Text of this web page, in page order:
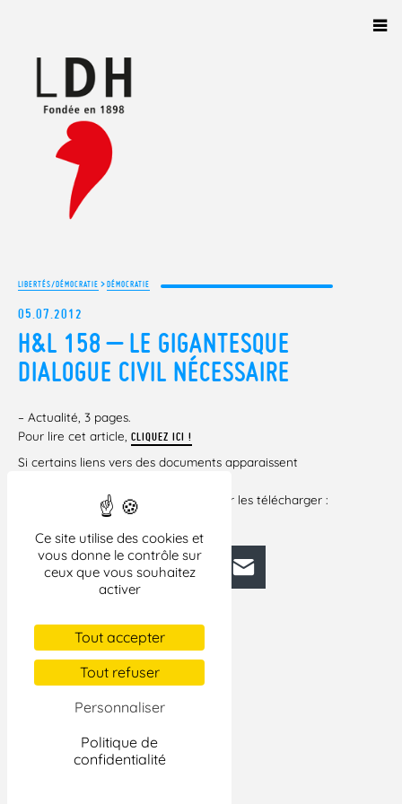
Ce site utilise des cookies et
vous donne le contrôle sur
ceux que vous souhaitez
activer
Tout accepter
Tout refuser
Personnaliser
Politique de
confidentialité
LIBERTÉS/DÉMOCRATIE >DÉMOCRATIE
05.07.2012
H&L 158 – LE GIGANTESQUE
DIALOGUE CIVIL NÉCESSAIRE
– Actualité, 3 pages.
Pour lire cet article, CLIQUEZ ICI !
Si certains liens vers des documents apparaissent
article, veuillez cliquer ci-dessous pour les télécharger :
LE GIGANTESQUE DIALOGUE CIVIL NÉCESSAIE
FacebookBlueskyMastodonLinkedIn